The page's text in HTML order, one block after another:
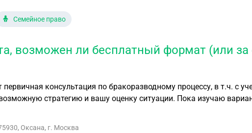
Семейное право
возможен ли бесплатный формат (или
первичная консультация по бракоразводному процессу, в т.ч. с
формат (или за символическую плату), - когда вы могли
Оксана, г. Москва